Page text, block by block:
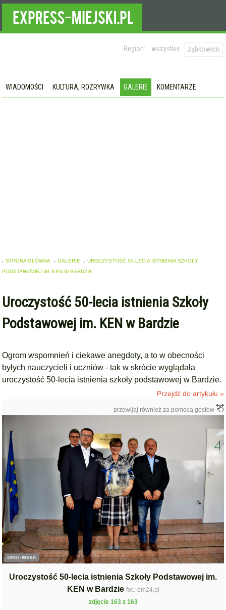
Region: wszystkie ząbkowicki
WIADOMOŚCI KULTURA, ROZRYWKA GALERIE KOMENTARZE
STRONA GŁÓWNA GALERIE
UROCZYSTOŚĆ 50-LECIA ISTNIENIA SZKOŁY
PODSTAWOWEJ IM. KEN W BARDZIE
Uroczystość 50-lecia istnienia Szkoły
Podstawowej im. KEN w Bardzie
Ogrom wspomnień i ciekawe anegdoty, a to w obecności
byłych nauczycieli i uczniów - tak w skrócie wyglądała
uroczystość 50-lecia istnienia szkoły podstawowej w Bardzie.
Przejdź do artykułu »
przewijaj również za pomocą gestów
Uroczystość 50-lecia istnienia Szkoły Podstawowej im.
KEN w Bardzie fot.: em24.pl
zdjęcie 163 z 163